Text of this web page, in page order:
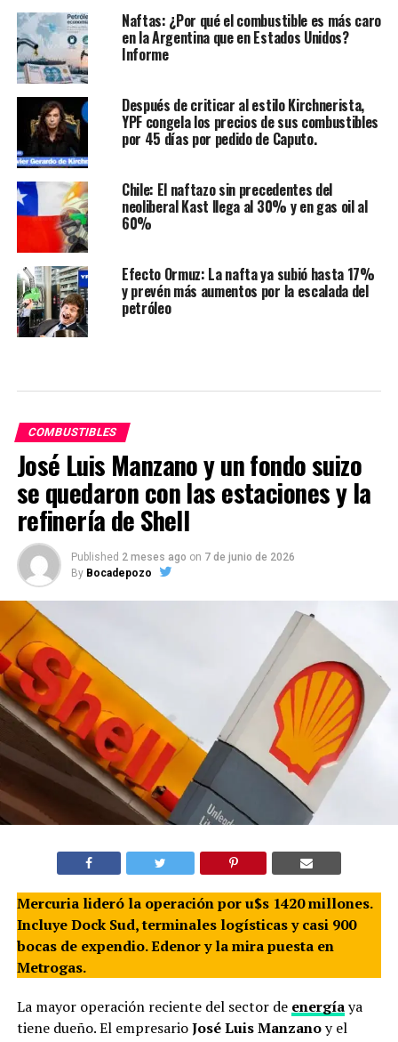
Naftas: ¿Por qué el combustible es más caro
en la Argentina que en Estados Unidos?
Informe
Después de criticar al estilo Kirchnerista,
YPF congela los precios de sus combustibles
por 45 días por pedido de Caputo.
Chile: El naftazo sin precedentes del
neoliberal Kast llega al 30% y en gas oil al
60%
Efecto Ormuz: La nafta ya subió hasta 17%
y prevén más aumentos por la escalada del
petróleo
COMBUSTIBLES
José Luis Manzano y un fondo suizo
se quedaron con las estaciones y la
refinería de Shell
Published 2 meses ago on 7 de junio de 2026
By Bocadepozo
Mercuria lideró la operación por u$s 1420 millones.
Incluye Dock Sud, terminales logísticas y casi 900
bocas de expendio. Edenor y la mira puesta en
Metrogas.
La mayor operación reciente del sector de energíaya
tiene dueño. El empresarioJosé Luis Manzanoy el